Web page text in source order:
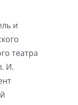
и
театра
И.